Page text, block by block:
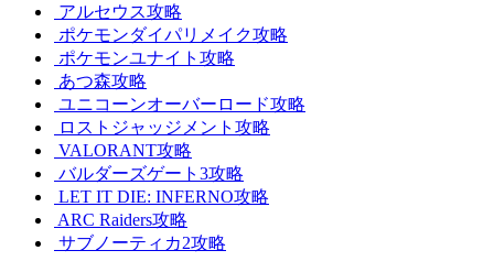
アルセウス攻略
ポケモンダイパリメイク攻略
ポケモンユナイト攻略
あつ森攻略
ユニコーンオーバーロード攻略
ロストジャッジメント攻略
VALORANT攻略
バルダーズゲート3攻略
LET IT DIE: INFERNO攻略
ARC Raiders攻略
サブノーティカ2攻略